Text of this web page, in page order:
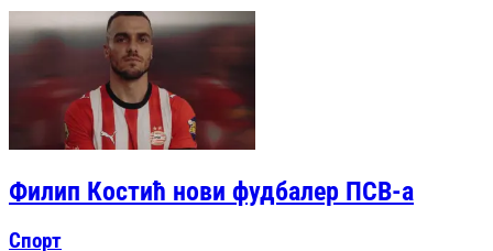
Филип Костић нови фудбалер ПСВ-а
Спорт